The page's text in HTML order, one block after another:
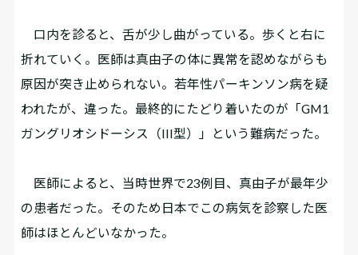
口内を診ると、舌が少し曲がっている。歩くと右に
折れていく。医師は真由子の体に異常を認めながらも
原因が突き止められない。若年性パーキンソン病を疑
われたが、違った。最終的にたどり着いたのが「GM1
ガングリオシドーシス（III型）」という難病だった。
医師によると、当時世界で23例目、真由子が最年少
の患者だった。そのため日本でこの病気を診察した医
師はほとんどいなかった。